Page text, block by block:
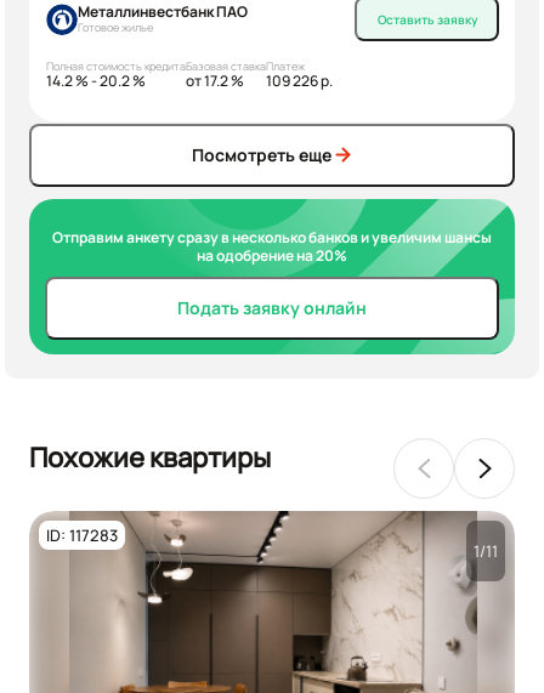
Металлинвестбанк ПАО
Готовое жилье
Полная стоимость кредита
14.2 % - 20.2 %
Базовая ставка
от 17.2 %
Платеж
109 226 р.
Оставить заявку
Посмотреть еще
Отправим анкету сразу в несколько банков и увеличим шансы
на одобрение на 20%
Подать заявку онлайн
Похожие квартиры
ID: 117283
1/11